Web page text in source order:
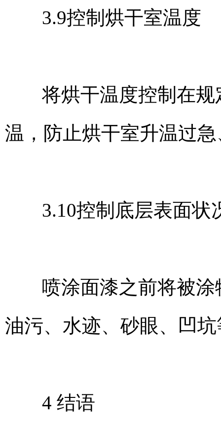
3.9控制烘干室温度
将烘干温度控制在规
温，防止烘干室升温过
3.10控制底层表面状
喷涂面漆之前将被涂
油污、水迹、砂眼、凹
4 结语